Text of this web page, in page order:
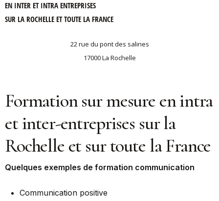
EN INTER ET INTRA ENTREPRISES
SUR LA ROCHELLE ET TOUTE LA FRANCE
22 rue du pont des salines
17000 La Rochelle
Formation sur mesure en intra
et inter-entreprises sur la
Rochelle et sur toute la France
Quelques exemples de formation communication
Communication positive